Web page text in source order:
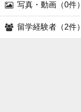
写真・動画（0件）
留学経験者（2件）